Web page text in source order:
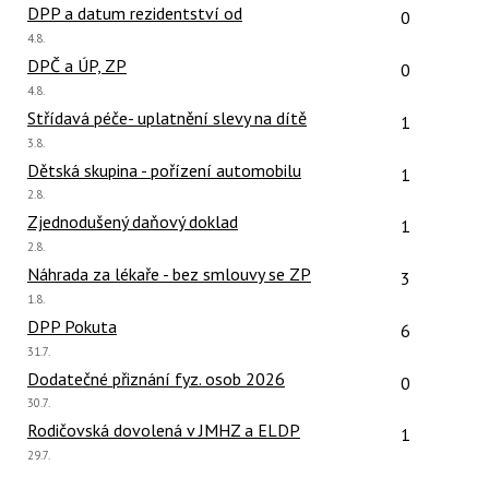
DPP a datum rezidentství od Počet
0
Poslední
4.8.
DPČ a ÚP, ZP Počet
0
Poslední
4.8.
Střídavá péče- uplatnění slevy na dítě Počet
1
Poslední
3.8.
Dětská skupina - pořízení automobilu Počet
1
Poslední
2.8.
Zjednodušený daňový doklad Počet
1
Poslední
2.8.
Náhrada za lékaře - bez smlouvy se ZP Počet
3
Poslední
1.8.
DPP Pokuta Počet
6
Poslední
31.7.
Dodatečné přiznání fyz. osob 2026 Počet
0
Poslední
30.7.
Rodičovská dovolená v JMHZ a ELDP Počet
1
Poslední
29.7.